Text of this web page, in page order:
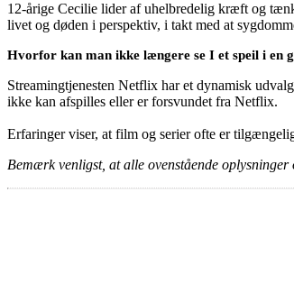
12-årige Cecilie lider af uhelbredelig kræft og
livet og døden i perspektiv, i takt med at
Hvorfor kan man ikke længere se I et speil i en
Streamingtjenesten Netflix har et dynamisk
ikke kan afspilles eller er forsvundet fra Netflix.
Erfaringer viser, at film og serier ofte er
Bemærk venligst, at alle ovenstående